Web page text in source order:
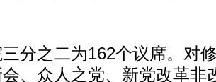
之二为162个议席。对
、众人之党、新党改革非